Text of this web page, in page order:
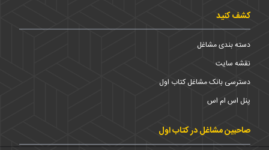
کشف کنید
دسته بندی مشاغل
نقشه سایت
دسترسی بانک مشاغل کتاب اول
پنل اس ام اس
صاحبین مشاغل در کتاب اول